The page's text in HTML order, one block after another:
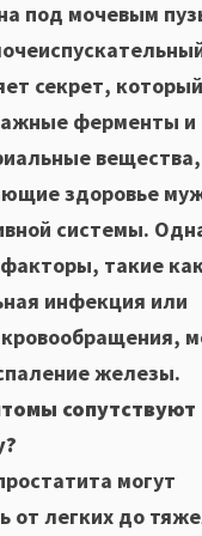
под мочевым
секрет, который
ферменты и
вещества,
здоровье
системы.
такие
инфекция или
железы.
сопутствуют
могут
от легких до